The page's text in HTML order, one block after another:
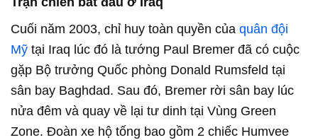
Cuối năm 2003, chỉ huy toàn quyền của quân đội
Mỹ tại Iraq lúc đó là tướng Paul Bremer đã có cuộc
gặp Bộ trưởng Quốc phòng Donald Rumsfeld tại
sân bay Baghdad. Sau đó, Bremer rời sân bay lúc
nửa đêm và quay về lại tư dinh tại Vùng Green
Zone. Đoàn xe hộ tống bao gồm 2 chiếc Humvee